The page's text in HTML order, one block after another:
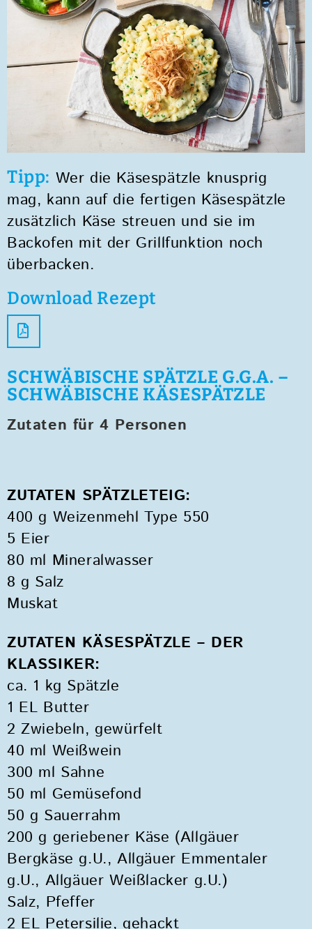
Tipp: Wer die Käsespätzle knusprig
mag, kann auf die fertigen Käsespätzle
zusätzlich Käse streuen und sie im
Backofen mit der Grillfunktion noch
überbacken.
Download Rezept
SCHWÄBISCHE SPÄTZLE G.G.A. –
SCHWÄBISCHE KÄSESPÄTZLE
Zutaten für 4 Personen
ZUTATEN SPÄTZLETEIG:
400 g Weizenmehl Type 550
5 Eier
80 ml Mineralwasser
8 g Salz
Muskat
ZUTATEN KÄSESPÄTZLE – DER
KLASSIKER:
ca. 1 kg Spätzle
1 EL Butter
2 Zwiebeln, gewürfelt
40 ml Weißwein
300 ml Sahne
50 ml Gemüsefond
50 g Sauerrahm
200 g geriebener Käse (Allgäuer
Bergkäse g.U., Allgäuer Emmentaler
g.U., Allgäuer Weißlacker g.U.)
Salz, Pfeffer
2 EL Petersilie, gehackt